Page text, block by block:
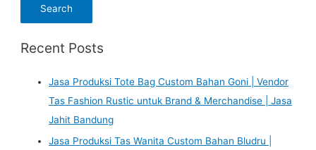
Anda
c
Recent Posts
Jasa Produksi Tote Bag Custom Bahan Goni | Vendor
Tas Fashion Rustic untuk Brand & Merchandise | Jasa
Jahit Bandung
Jasa Produksi Tas Wanita Custom Bahan Bludru |